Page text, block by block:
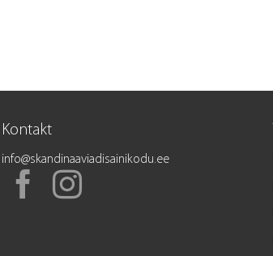
Kontakt
info@skandinaaviadisainikodu.ee